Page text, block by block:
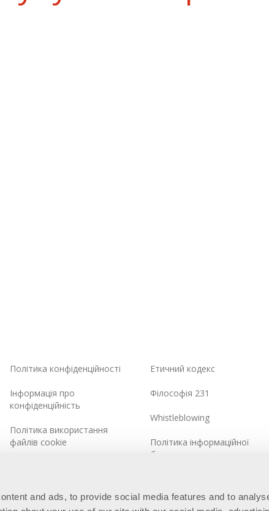
and ads, to provide social media features and to
Політика конфіденційності
Інформація про
конфіденційність
Політика використання
файлів cookie
Карта сайту
Етичний кодекс
Філософія 231
Whistleblowing
Політика інформаційної
безпеки